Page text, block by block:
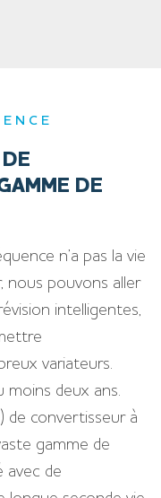
DE
n’a pas la vie
nous pouvons aller
intelligentes,
variateurs.
moins deux ans.
de convertisseur à
gamme de
avec de